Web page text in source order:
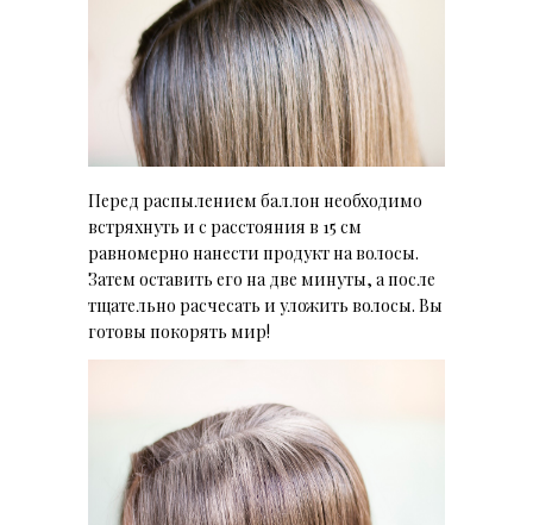
Перед распылением баллон необходимо
встряхнуть и с расстояния в 15 см
равномерно нанести продукт на волосы.
Затем оставить его на две минуты, а после
тщательно расчесать и уложить волосы. Вы
готовы покорять мир!